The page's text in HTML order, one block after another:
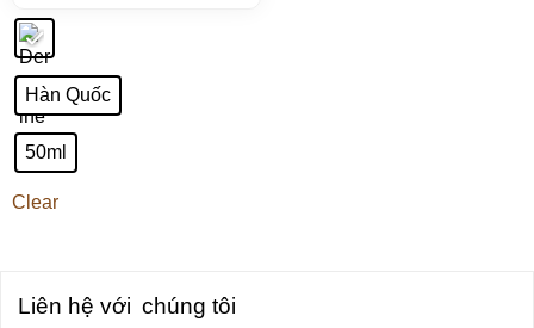
Hàn Quốc
50ml
Clear
Liên hệ với chúng tôi